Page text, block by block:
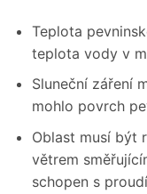
Teplota
teplota vody v
Sluneční záření
mohlo povrch
Oblast musí být
větrem
schopen s